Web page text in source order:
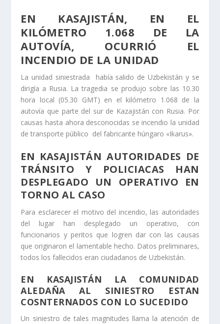
EN KASAJISTÁN, EN EL
KILÓMETRO 1.068 DE LA
AUTOVÍA, OCURRIÓ EL
INCENDIO DE LA UNIDAD
La unidad siniestrada había salido de Uzbekistán y se
dirigía a Rusia. La tragedia se produjo sobre las 10.30
hora local (05.30 GMT) en el kilómetro 1.068 de la
autovía que parte del sur de Kazajistán con Rusia. Por
causas hasta ahora desconocidas se incendio la unidad
de transporte público del fabricante húngaro «Ikarus».
EN KASAJISTÁN AUTORIDADES DE
TRÁNSITO Y POLICIACAS HAN
DESPLEGADO UN OPERATIVO EN
TORNO AL CASO
Para esclarecer el motivo del incendio, las autoridades
del lugar han desplegado un operativo, con
funcionarios y peritos que logren dar con las causas
que originaron el lamentable hecho. Datos preliminares,
todos los fallecidos eran ciudadanos de Uzbekistán.
EN KASAJISTÁN LA COMUNIDAD
ALEDAÑA AL SINIESTRO ESTAN
COSNTERNADOS CON LO SUCEDIDO
Un siniestro de tales magnitudes llama la atención de